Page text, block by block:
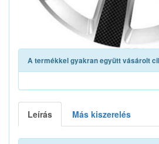
A termékkel gyakran együtt vásárolt
Leírás Más kiszerelés